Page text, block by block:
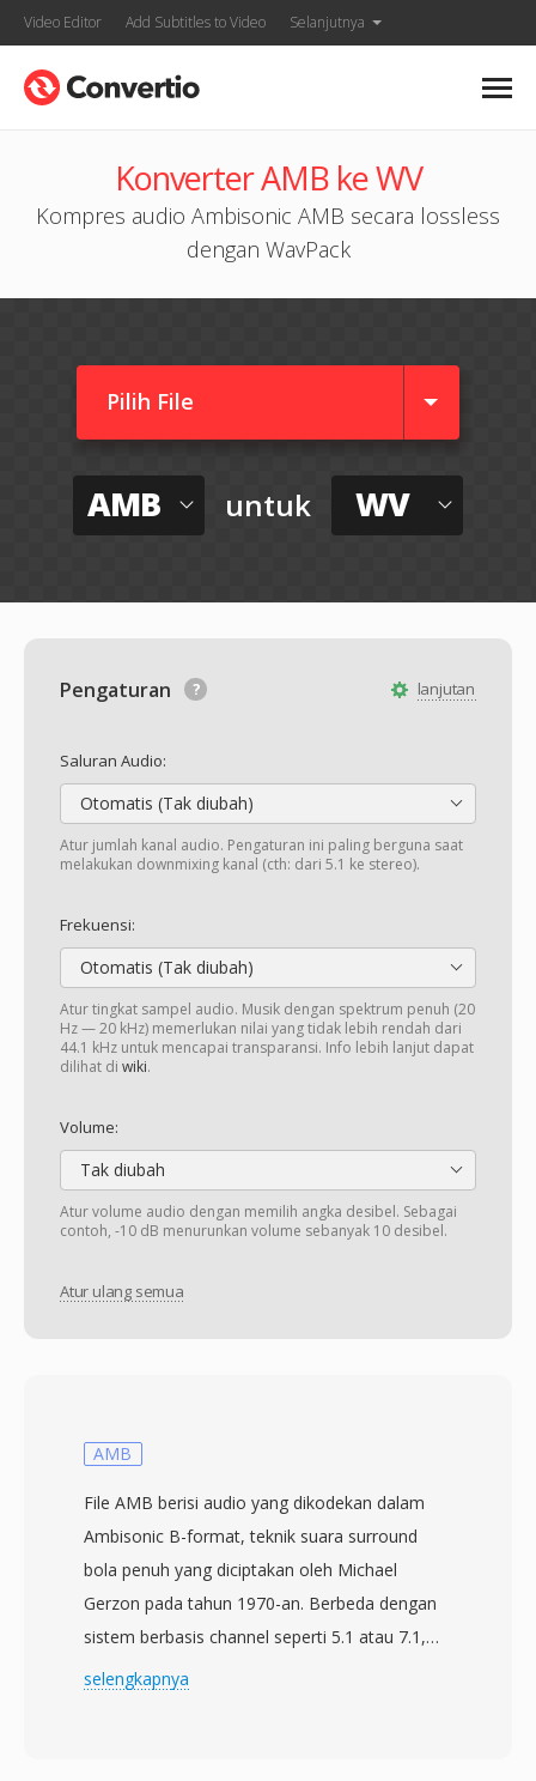
Video Editor Add Subtitles to Video Selanjutnya
Konverter AMB ke WV
Kompres audio Ambisonic AMB secara lossless
dengan WavPack
Pilih File
AMB untuk WV
lanjutan
Pengaturan
Saluran Audio:
Otomatis (Tak diubah)
Atur jumlah kanal audio. Pengaturan ini paling berguna saat
melakukan downmixing kanal (cth: dari 5.1 ke stereo).
Frekuensi:
Otomatis (Tak diubah)
Atur tingkat sampel audio. Musik dengan spektrum penuh (20
Hz — 20 kHz) memerlukan nilai yang tidak lebih rendah dari
44.1 kHz untuk mencapai transparansi. Info lebih lanjut dapat
dilihat di wiki.
Volume:
Tak diubah
Atur volume audio dengan memilih angka desibel. Sebagai
contoh, -10 dB menurunkan volume sebanyak 10 desibel.
Atur ulang semua
AMB
File AMB berisi audio yang dikodekan dalam
Ambisonic B-format, teknik suara surround
bola penuh yang diciptakan oleh Michael
Gerzon pada tahun 1970-an. Berbeda dengan
sistem berbasis channel seperti 5.1 atau 7.1,
Ambisonics menangkap medan suara tiga
selengkapnya